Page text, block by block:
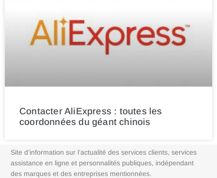
Contacter AliExpress : toutes les
coordonnées du géant chinois
Site d’information sur l’actualité des services clients, services
assistance en ligne et personnalités publiques, indépendant
des marques et des entreprises mentionnées.